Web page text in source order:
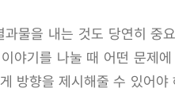
물을 내는 것도 당연히 중
야기를 나눌 때 어떤 문제에
방향을 제시해줄 수 있어야